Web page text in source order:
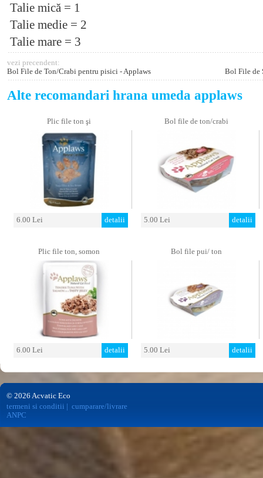
Talie mică = 1
Talie medie = 2
Talie mare = 3
vezi precendent:
Bol File de Ton/Crabi pentru pisici - Applaws
Bol File de
Alte recomandari hrana umeda applaws
Plic file ton şi
6.00 Lei detalii
Bol file de ton/crabi
5.00 Lei detalii
Plic file ton, somon
6.00 Lei detalii
Bol file pui/ ton
5.00 Lei detalii
© 2026 Acvatic Eco
termeni si conditii
cumparare/livrare
ANPC